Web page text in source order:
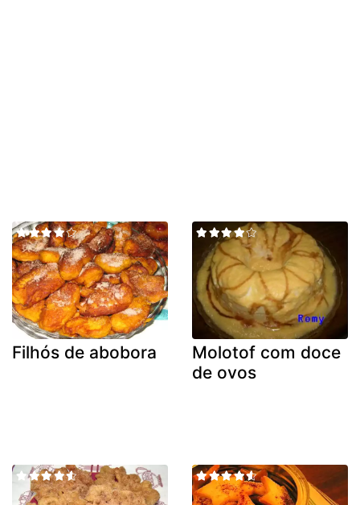
Filhós de abobora
Molotof com doce
de ovos